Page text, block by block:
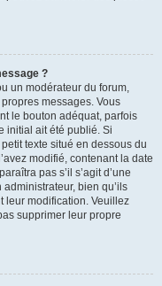
?
un modérateur du forum,
messages. Vous
le bouton adéquat, parfois
initial ait été publié. Si
texte situé en dessous du
modifié, contenant la date
pas s’il s’agit d’une
bien qu’ils
leur modification. Veuillez
supprimer leur propre